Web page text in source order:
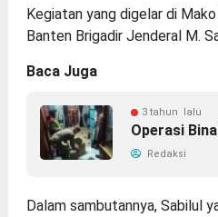
Kegiatan yang digelar di
Banten Brigadir Jenderal M.
Baca Juga
3 tahun lalu
Operasi
Redaksi
Dalam sambutannya, Sabilul